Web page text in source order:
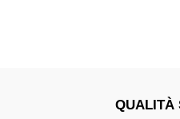
QUALITÀ